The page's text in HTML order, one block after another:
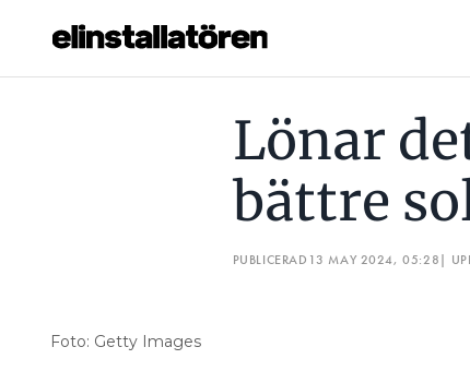
Hantera prenumeration
Lönar
bättre
PUBLICERAD 13 MAY 2024, 05:28|
Foto: Getty Images
LÖNAR DET SIG ATT VÄNTA PÅ BÄTTRE SOLCELLSTEKNIK?